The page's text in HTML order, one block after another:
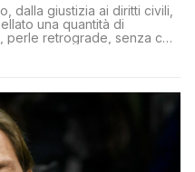
dalla giustizia ai diritti civili,
una quantità di
retrograde, senza che
– glielo abbia fatto notare